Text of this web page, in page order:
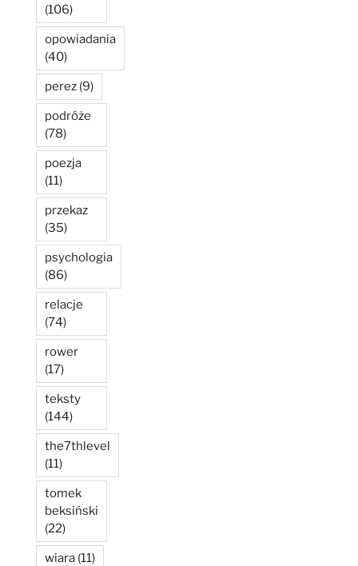
(106)
opowiadania
(40)
perez (9)
podróże
(78)
poezja
(11)
przekaz
(35)
psychologia
(86)
relacje
(74)
rower
(17)
teksty
(144)
the7thlevel
(11)
tomek
beksiński
(22)
wiara (11)